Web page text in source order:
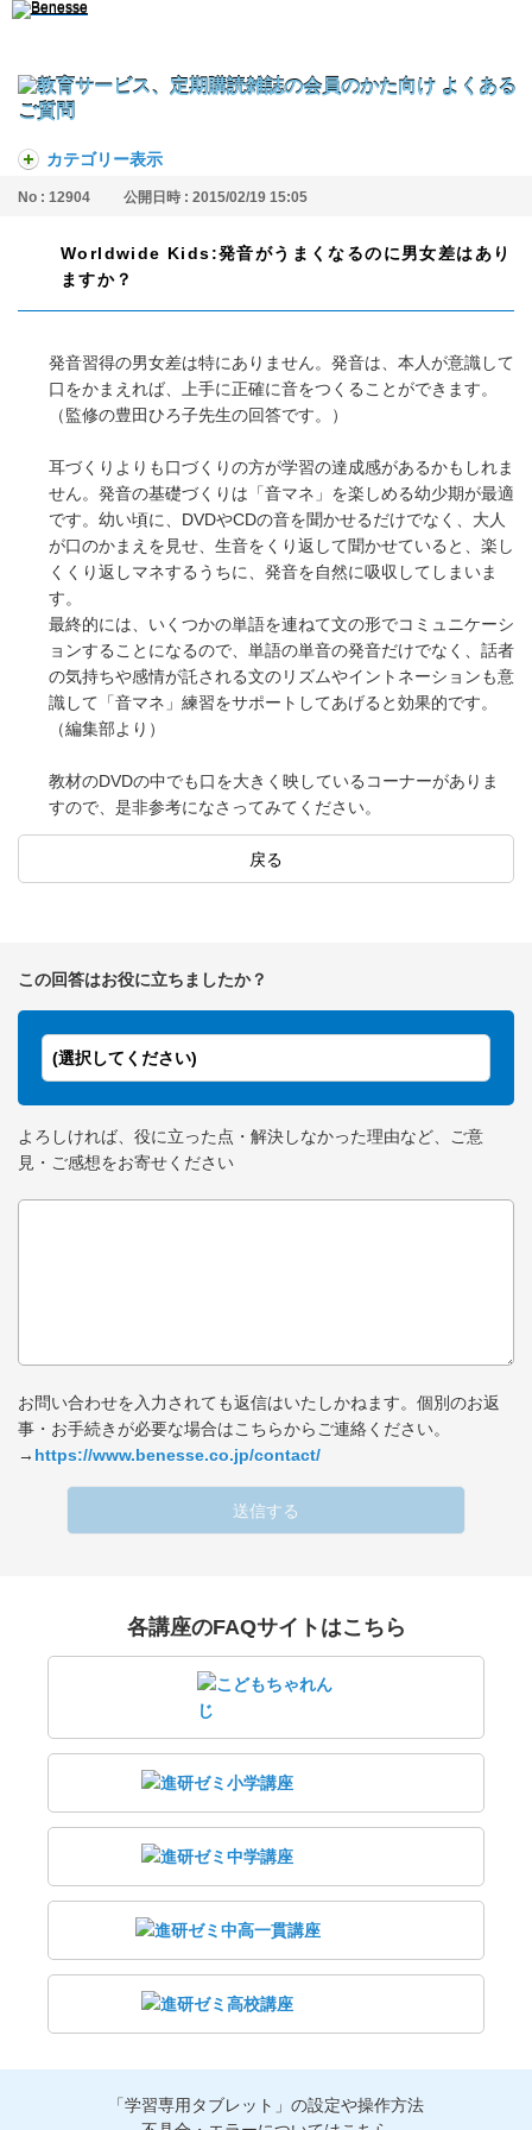
カテゴリー表示
No : 12904 公開日時 : 2015/02/19 15:05
Worldwide Kids:発音がうまくなるのに男女差はあり
ますか？
発音習得の男女差は特にありません。発音は、本人が意識して
口をかまえれば、上手に正確に音をつくることができます。
（監修の豊田ひろ子先生の回答です。）
耳づくりよりも口づくりの方が学習の達成感があるかもしれま
せん。発音の基礎づくりは「音マネ」を楽しめる幼少期が最適
です。幼い頃に、DVDやCDの音を聞かせるだけでなく、大人
が口のかまえを見せ、生音をくり返して聞かせていると、楽し
くくり返しマネするうちに、発音を自然に吸収してしまいま
す。
最終的には、いくつかの単語を連ねて文の形でコミュニケーシ
ョンすることになるので、単語の単音の発音だけでなく、話者
の気持ちや感情が託される文のリズムやイントネーションも意
識して「音マネ」練習をサポートしてあげると効果的です。
（編集部より）
教材のDVDの中でも口を大きく映しているコーナーがありま
すので、是非参考になさってみてください。
戻る
この回答はお役に立ちましたか？
(選択してください)
よろしければ、役に立った点・解決しなかった理由など、ご意
見・ご感想をお寄せください
お問い合わせを入力されても返信はいたしかねます。個別のお返
事・お手続きが必要な場合はこちらからご連絡ください。
→ https://www.benesse.co.jp/contact/
送信する
各講座のFAQサイトはこちら
「学習専用タブレット」の設定や操作方法